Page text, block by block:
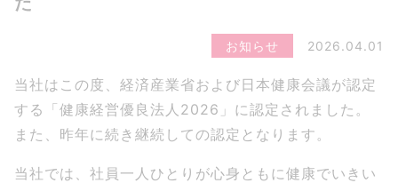
お知らせ 2026.04.01
当社はこの度、経済産業省および日本健康会議が認定
する「健康経営優良法人2026」に認定されました。
また、昨年に続き継続しての認定となります。
当社では、社員一人ひとりが心身ともに健康でいきい